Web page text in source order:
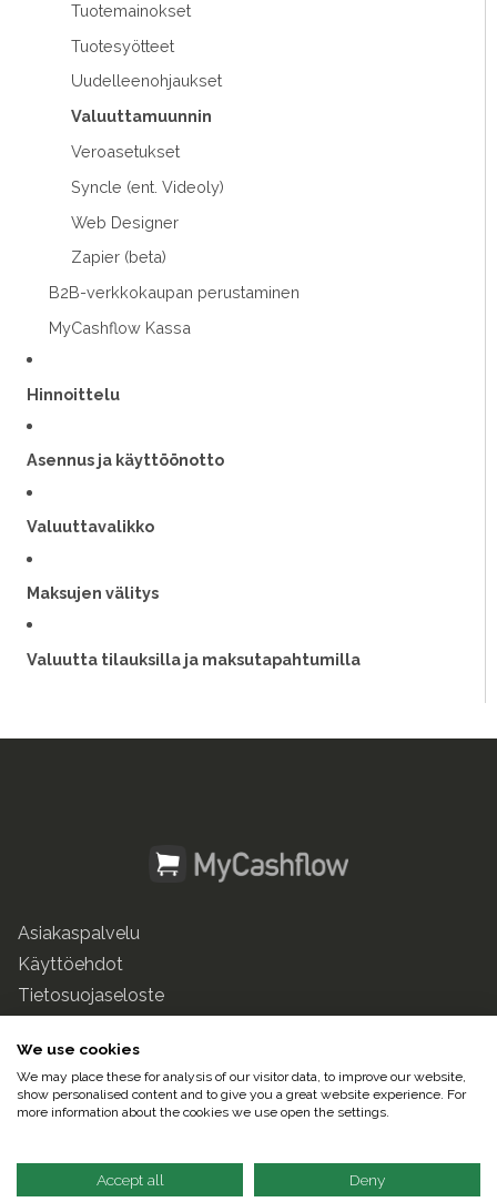
Tuotemainokset
Tuotesyötteet
Uudelleenohjaukset
Valuuttamuunnin
Veroasetukset
Syncle (ent. Videoly)
Web Designer
Zapier (beta)
B2B-verkkokaupan perustaminen
MyCashflow Kassa
Hinnoittelu
Asennus ja käyttöönotto
Valuuttavalikko
Maksujen välitys
Valuutta tilauksilla ja maksutapahtumilla
Asiakaspalvelu
Käyttöehdot
Tietosuojaseloste
© 2025 Pulse247 Oy. Kaikki oikeudet pidätetään.
We use cookies
We may place these for analysis of our visitor data, to improve our website,
show personalised content and to give you a great website experience. For
more information about the cookies we use open the settings.
Accept all Deny